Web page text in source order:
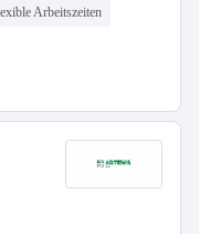
Arbeitszeiten